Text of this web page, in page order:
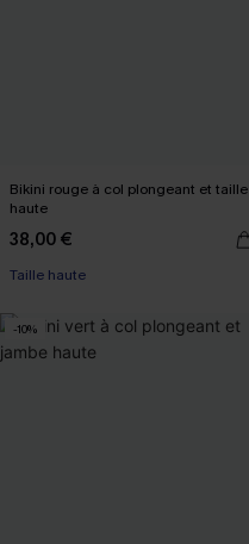
Bikini rouge à col plongeant et taille
haute
38,00 €
Taille haute
-10%